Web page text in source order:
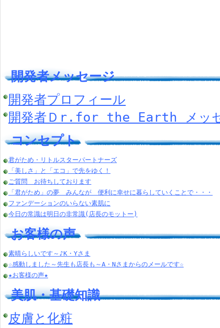
開発者メッセージ
開発者プロフィール
開発者Ｄr.for the Earth メッ
コンセプト
君がため・リトルスターパートナーズ
「美しさ」と「エコ」で先をゆく！
ご質問 お待ちしております
「君がため」の夢 みんなが 便利に幸せに暮らしていくことで・・・
ファンデーションのいらない素肌に
今日の常識は明日の非常識(店長のモットー)
お客様の声
素晴らしいです～♪K・Yさま
☆感動しました～先生も店長も～A・Nさまからのメールです☆
★お客様の声★
美肌・基礎知識
皮膚と化粧